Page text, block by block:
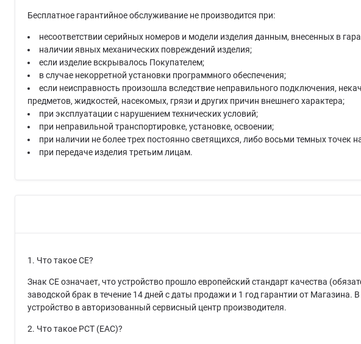
Бесплатное гарантийное обслуживание не производится при:
несоответствии серийных номеров и модели изделия данным, внесенных в
наличии явных механических повреждений изделия;
если изделие вскрывалось Покупателем;
в случае некорретной установки программного обеспечения;
если неисправность произошла вследствие неправильного подключения,
предметов, жидкостей, насекомых, грязи и других причин внешнего характера;
при эксплуатации с нарушением технических условий;
при неправильной транспортировке, установке, освоении;
при наличии не более трех постоянно светящихся, либо восьми темных точек
при передаче изделия третьим лицам.
1. Что такое СЕ?
Знак СЕ означает, что устройство прошло европейский стандарт качества
заводской брак в течение 14 дней с даты продажи и 1 год гарантии от
устройство в авторизованный сервисный центр производителя.
2. Что такое РСТ (EAC)?